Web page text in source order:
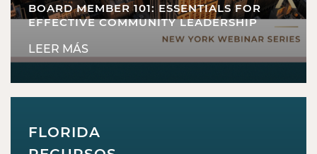
BOARD MEMBER 101: ESSENTIALS FOR
EFFECTIVE COMMUNITY LEADERSHIP
LEER MÁS
FLORIDA